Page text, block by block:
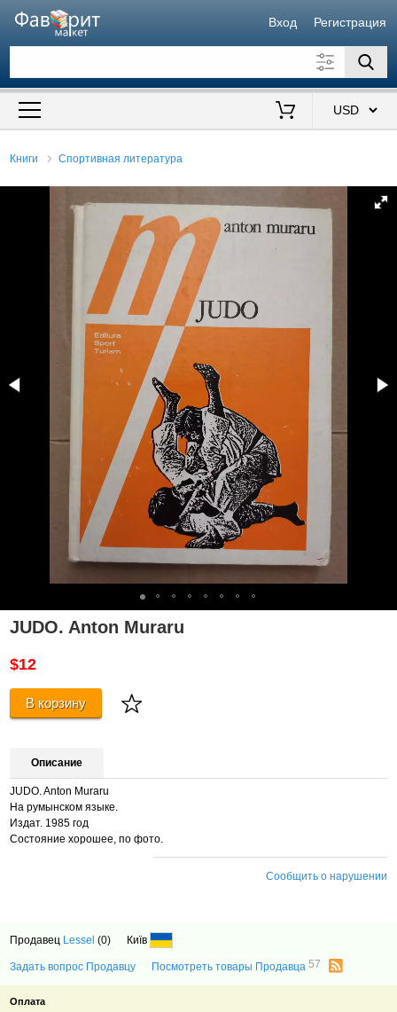
Вход Регистрация
Искать также в описании
Книги Спортивная литература
JUDO. Anton Muraru
$12
В корзину
Описание
JUDO. Anton Muraru
На румынском языке.
Издат. 1985 год
Состояние хорошее, по фото.
Сообщить о нарушении
Продавец Lessel (0) Київ
Задать вопрос Продавцу Посмотреть товары Продавца57
Оплата